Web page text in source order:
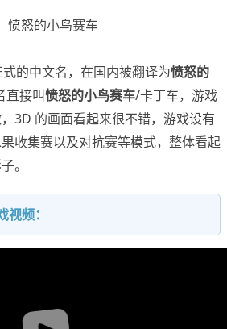
的中文名，在国内被翻译为愤怒的
直接叫愤怒的小鸟赛车/卡丁车，游戏
3D 的画面看起来很不错，游戏设有
收集赛以及对抗赛等模式，整体看起
。
频：